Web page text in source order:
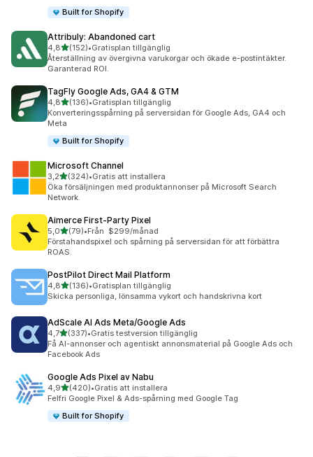
Built for Shopify
Attribuly: Abandoned cart
4,8av 5 stjärnor
(152)
152 recensioner totalt
•Gratisplan tillgänglig
Återställning av övergivna varukorgar och ökade e-postintäkter.
Garanterad ROI.
TagFly Google Ads, GA4 & GTM
4,8av 5 stjärnor
(136)
136 recensioner totalt
•Gratisplan tillgänglig
Konverteringsspårning på serversidan för Google Ads, GA4 och
Meta
Built for Shopify
Microsoft Channel
3,2av 5 stjärnor
(324)
324 recensioner totalt
•Gratis att installera
Öka försäljningen med produktannonser på Microsoft Search
Network.
Aimerce First‑Party Pixel
5,0av 5 stjärnor
(79)
79 recensioner totalt
•Från $299/månad
Förstahandspixel och spårning på serversidan för att förbättra
ROAS.
PostPilot Direct Mail Platform
4,8av 5 stjärnor
(136)
136 recensioner totalt
•Gratisplan tillgänglig
Skicka personliga, lönsamma vykort och handskrivna kort
AdScale AI Ads Meta/Google Ads
4,7av 5 stjärnor
(337)
337 recensioner totalt
•Gratis testversion tillgänglig
Få AI-annonser och agentiskt annonsmaterial på Google Ads och
Facebook Ads
Google Ads Pixel av Nabu
4,9av 5 stjärnor
(420)
420 recensioner totalt
•Gratis att installera
Felfri Google Pixel & Ads-spårning med Google Tag
Built for Shopify